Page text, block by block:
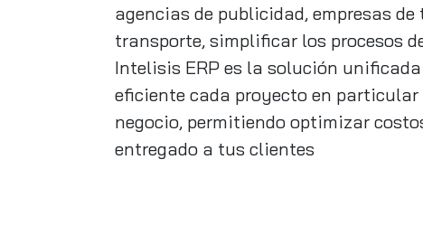
agencias de publicidad, empresas
transporte, simplificar los procesos
Intelisis ERP es la solución
eficiente cada proyecto en
negocio, permitiendo optimizar
entregado a tus clientes